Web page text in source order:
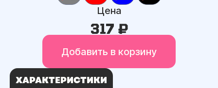
Цена
317 ₽
Добавить в корзину
ХАРАКТЕРИСТИКИ